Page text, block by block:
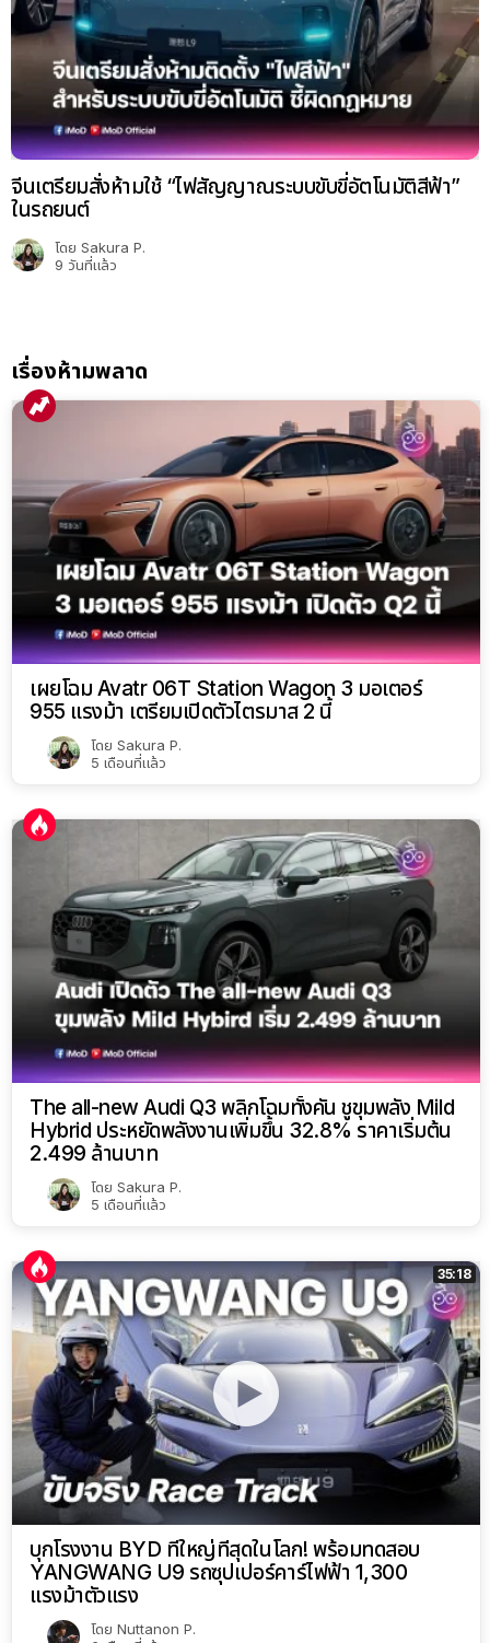
จีนเตรียมสั่งห้ามใช้ “ไฟสัญญาณระบบขับขี่อัตโนมัติสีฟ้า”
ในรถยนต์
โดย Sakura P.
9 วันที่แล้ว
เรื่องห้ามพลาด
เผยโฉม Avatr 06T Station Wagon 3 มอเตอร์
955 แรงม้า เตรียมเปิดตัวไตรมาส 2 นี้
โดย Sakura P.
5 เดือนที่แล้ว
The all-new Audi Q3 พลิกโฉมทั้งคัน ชูขุมพลัง Mild
Hybrid ประหยัดพลังงานเพิ่มขึ้น 32.8% ราคาเริ่มต้น
2.499 ล้านบาท
โดย Sakura P.
5 เดือนที่แล้ว
35:18
บุกโรงงาน BYD ที่ใหญ่ที่สุดในโลก! พร้อมทดสอบ
YANGWANG U9 รถซุปเปอร์คาร์ไฟฟ้า 1,300
แรงม้าตัวแรง
โดย Nuttanon P.